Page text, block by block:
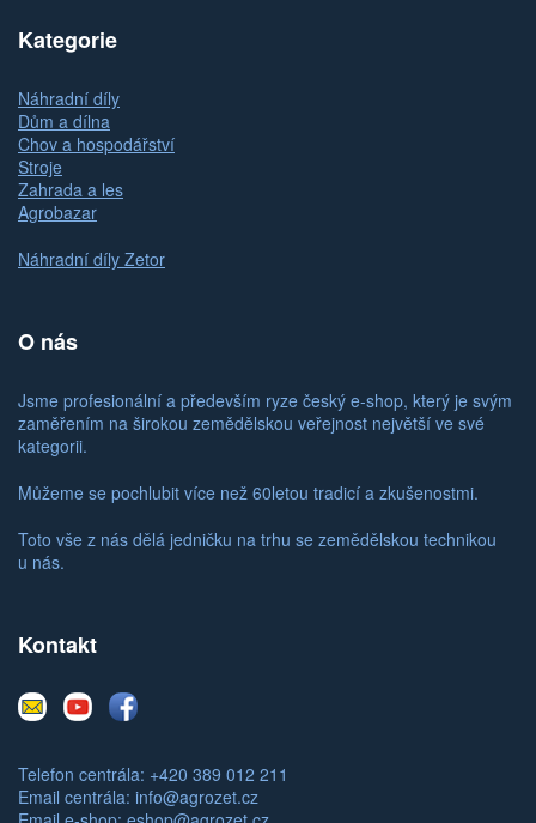
Kategorie
Náhradní díly
Dům a dílna
Chov a hospodářství
Stroje
Zahrada a les
Agrobazar
Náhradní díly Zetor
O nás
Jsme profesionální a především ryze český e-shop, který je svým
zaměřením na širokou zemědělskou veřejnost největší ve své
kategorii.
Můžeme se pochlubit více než 60letou tradicí a zkušenostmi.
Toto vše z nás dělá jedničku na trhu se zemědělskou technikou
u nás.
Kontakt
E-
mail
YoutubeFacebook
Telefon centrála: +420 389 012 211
Email centrála: info@agrozet.cz